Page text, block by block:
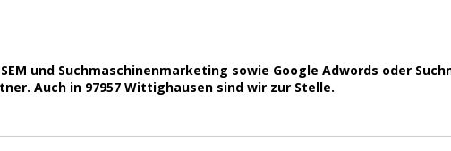
und Suchmaschinenmarketing sowie Google Adwords oder
Auch in 97957 Wittighausen sind wir zur Stelle.